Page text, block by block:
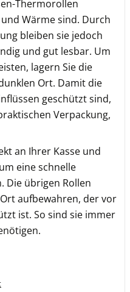
Thermorollen
Wärme sind. Durch
bleiben sie jedoch
und gut lesbar. Um
lagern Sie die
Ort. Damit die
geschützt sind,
Verpackung,
an Ihrer Kasse und
eine schnelle
Die übrigen Rollen
aufbewahren, der vor
ist. So sind sie immer